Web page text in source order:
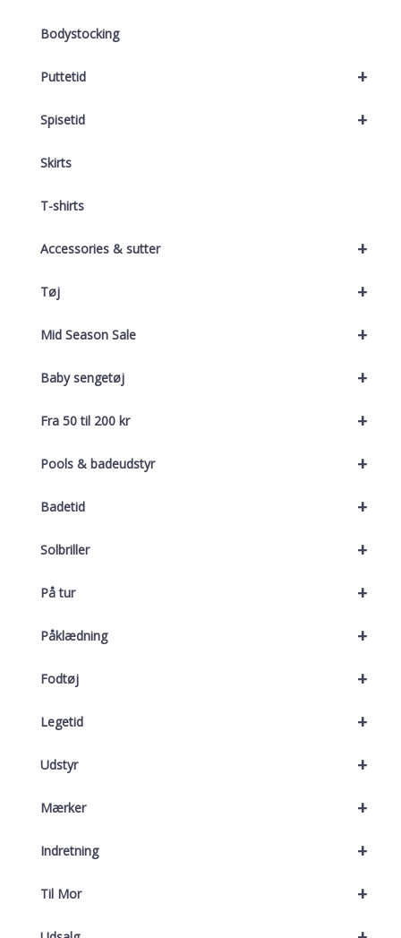
Bodystocking
+
Puttetid
+
Spisetid
Skirts
T-shirts
+
Accessories & sutter
+
Tøj
+
Mid Season Sale
+
Baby sengetøj
+
Fra 50 til 200 kr
+
Pools & badeudstyr
+
Badetid
+
Solbriller
+
På tur
+
Påklædning
+
Fodtøj
+
Legetid
+
Udstyr
+
Mærker
+
Indretning
+
Til Mor